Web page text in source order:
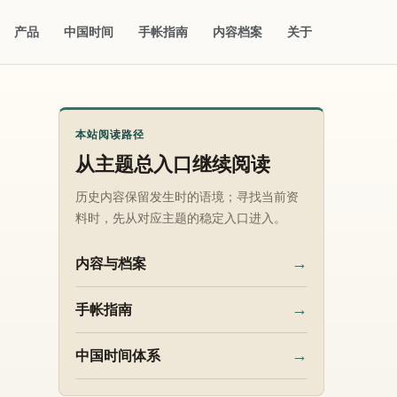
产品 中国时间 手帐指南 内容档案 关于
本站阅读路径
从主题总入口继续阅读
历史内容保留发生时的语境；寻找当前资
料时，先从对应主题的稳定入口进入。
内容与档案 →
手帐指南 →
中国时间体系 →